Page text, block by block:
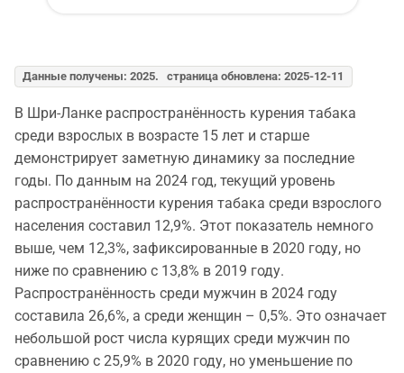
Данные получены: 2025. страница обновлена: 2025-12-11
В Шри-Ланке распространённость курения табака
среди взрослых в возрасте 15 лет и старше
демонстрирует заметную динамику за последние
годы. По данным на 2024 год, текущий уровень
распространённости курения табака среди взрослого
населения составил 12,9%. Этот показатель немного
выше, чем 12,3%, зафиксированные в 2020 году, но
ниже по сравнению с 13,8% в 2019 году.
Распространённость среди мужчин в 2024 году
составила 26,6%, а среди женщин – 0,5%. Это означает
небольшой рост числа курящих среди мужчин по
сравнению с 25,9% в 2020 году, но уменьшение по